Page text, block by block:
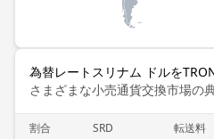
為替レートスリナム ドルを
さまざまな小売通貨交換市場の
割合 SRD 転送料